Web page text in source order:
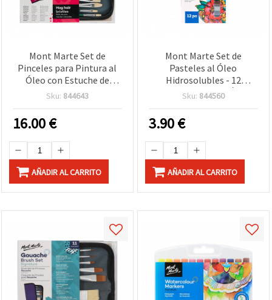
Mont Marte Set de
Pinceles para Pintura al
Óleo con Estuche de
Almacenamiento - 11
Sku: 844643
16.00€
AÑADIR AL CARRITO
Mont Marte Set de
Pasteles al Óleo
Hidrosolubles - 12
Colores, Ceras al Óleo
Sku: 844560
3.90€
AÑADIR AL CARRITO